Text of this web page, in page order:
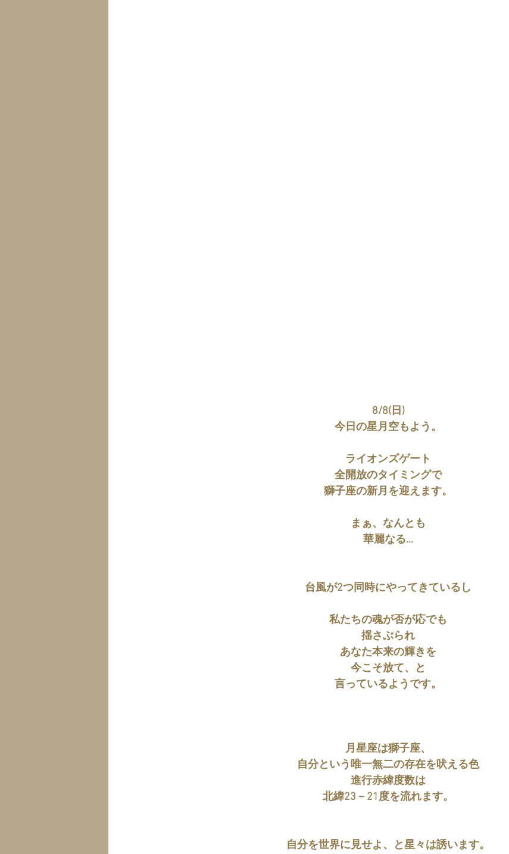
8/8(日)
今日の星月空もよう。
ライオンズゲート
全開放のタイミングで
獅子座の新月を迎えます。
まぁ、なんとも
華麗なる…
台風が2つ同時にやってきているし
私たちの魂が否が応でも
揺さぶられ
あなた本来の輝きを
今こそ放て、と
言っているようです。
月星座は獅子座、
自分という唯一無二の存在を吠える色
進行赤緯度数は
北緯23－21度を流れます。
自分を世界に見せよ、と星々は誘います。